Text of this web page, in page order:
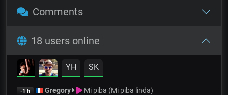
Comments
18 users online
YH SK
-1 h Gregory Mi piba (Mi piba linda)